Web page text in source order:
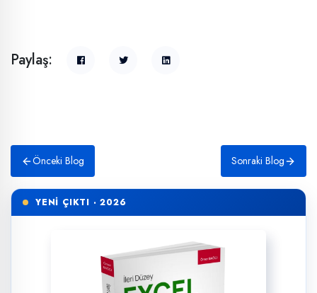
Paylaş:
Önceki Blog Sonraki Blog
YENİ ÇIKTI · 2026